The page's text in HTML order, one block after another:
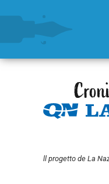
ll progetto de La